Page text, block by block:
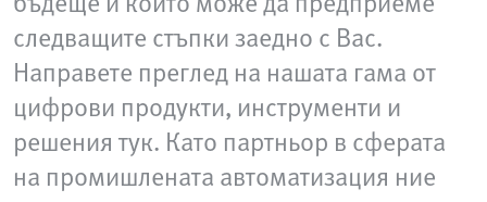
следващите стъпки заедно с Вас.
Направете преглед на нашата гама от
цифрови продукти, инструменти и
решения тук. Като партньор в сферата
на промишлената автоматизация ние